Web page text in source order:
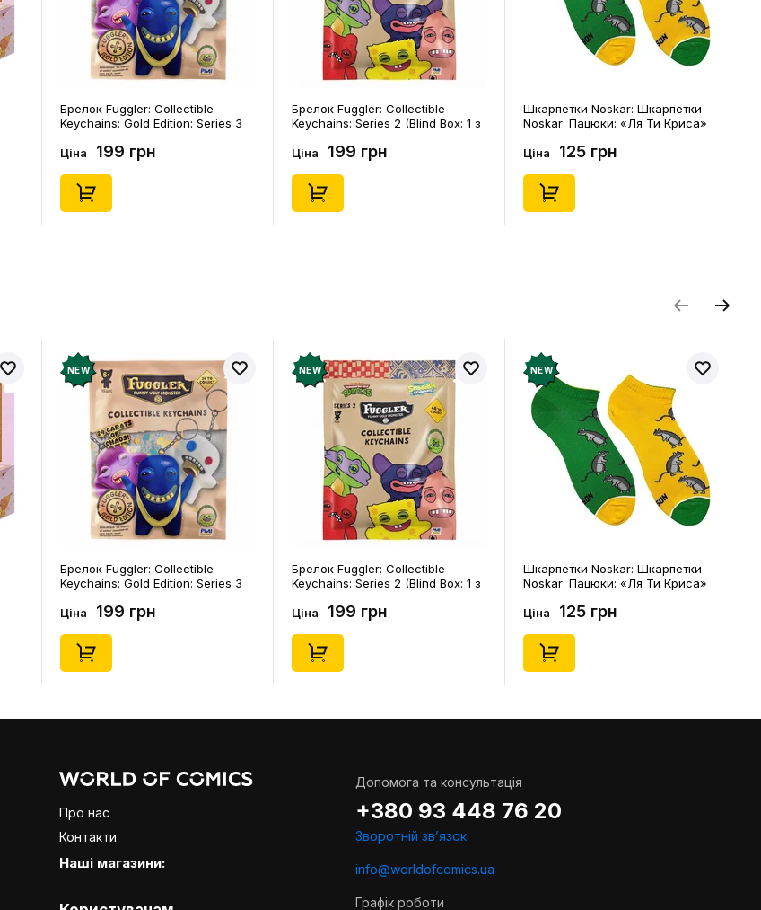
Брелок Fuggler: Collectible
Keychains: Gold Edition: Series 3
Ціна 199 грн
Брелок Fuggler: Collectible
Keychains: Series 2 (Blind Box: 1 з
Ціна 199 грн
Шкарпетки Noskar: Шкарпетки
Noskar: Пацюки: «Ля Ти Криса»
Ціна 125 грн
NEW
Брелок Fuggler: Collectible
Keychains: Gold Edition: Series 3
Ціна 199 грн
NEW
Брелок Fuggler: Collectible
Keychains: Series 2 (Blind Box: 1 з
Ціна 199 грн
NEW
Шкарпетки Noskar: Шкарпетки
Noskar: Пацюки: «Ля Ти Криса»
Ціна 125 грн
Про нас
Контакти
Наші магазини:
Допомога та консультація
+380 93 448 76 20
Зворотній звʼязок
info@worldofcomics.ua
Графік роботи